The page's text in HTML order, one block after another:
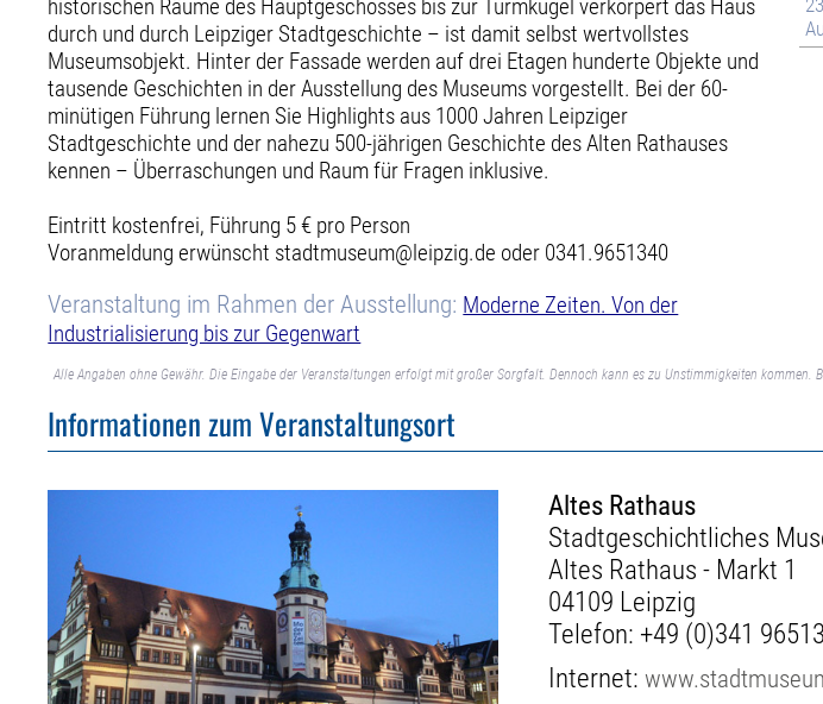
historischen Räume des Hauptgeschosses bis zur Turmkugel verkörpert das Haus
durch und durch Leipziger Stadtgeschichte – ist damit selbst wertvollstes
Museumsobjekt. Hinter der Fassade werden auf drei Etagen hunderte Objekte und
tausende Geschichten in der Ausstellung des Museums vorgestellt. Bei der 60-
minütigen Führung lernen Sie Highlights aus 1000 Jahren Leipziger
Stadtgeschichte und der nahezu 500-jährigen Geschichte des Alten Rathauses
kennen – Überraschungen und Raum für Fragen inklusive.
Eintritt kostenfrei, Führung 5 € pro Person
Voranmeldung erwünscht stadtmuseum@leipzig.de oder 0341.9651340
Veranstaltung im Rahmen der Ausstellung: Moderne Zeiten. Von der
Industrialisierung bis zur Gegenwart
Alle Angaben ohne Gewähr. Die Eingabe der Veranstaltungen erfolgt mit großer Sorgfalt. Dennoch kann es zu Unstimmigkeiten
Informationen zum Veranstaltungsort
Altes Rathaus
Stadtgeschichtliches
Altes Rathaus - Markt 1
04109 Leipzig
Telefon: +49 (0)341
Internet: